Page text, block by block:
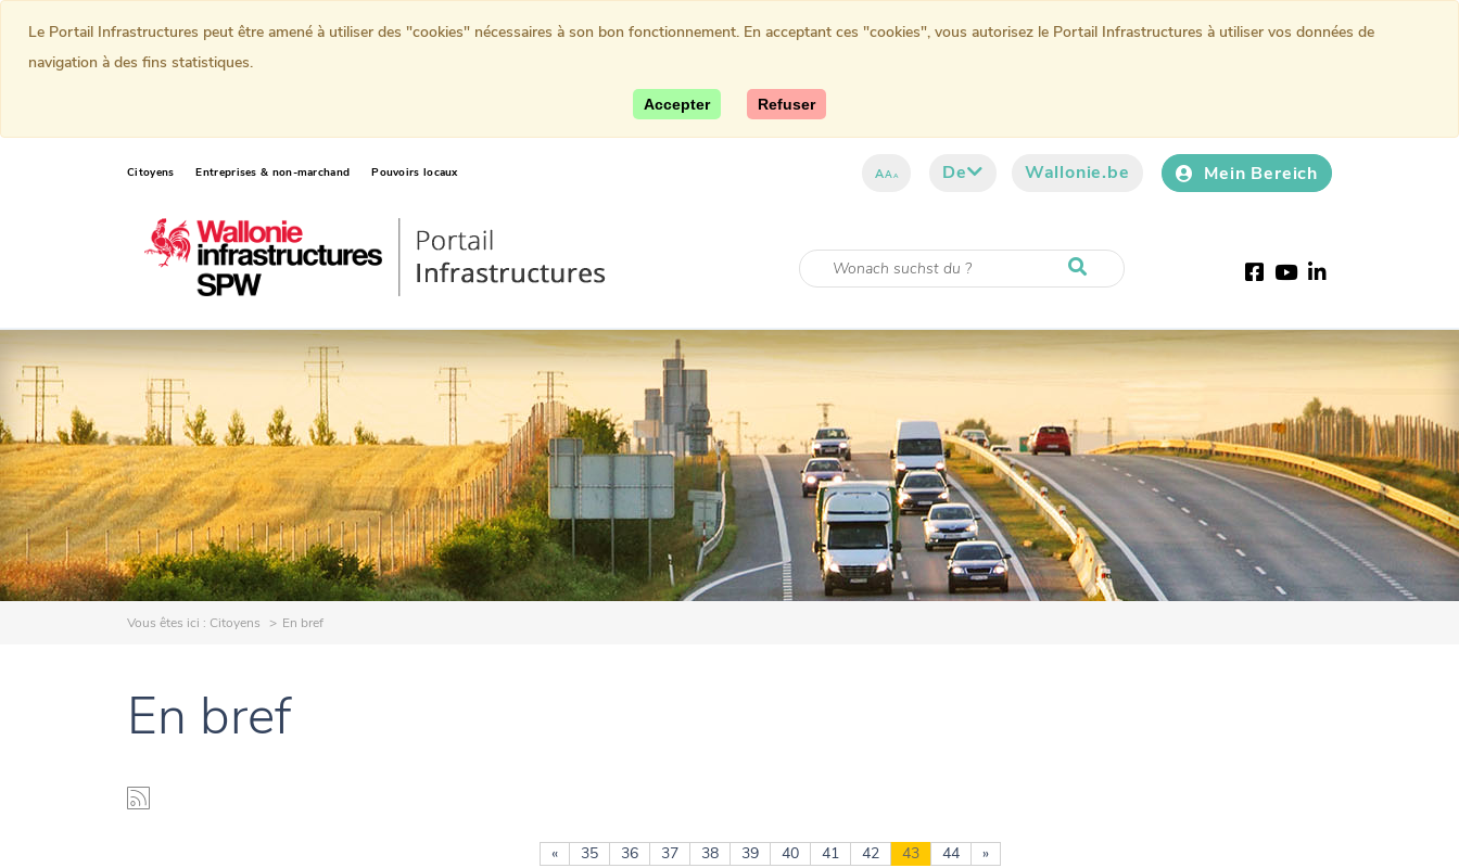
Citoyens Entreprises & non-marchand Pouvoirs locaux AAA De Wallonie.be Mein Bereich
Facebook
YoutubeLinkedIn
Vous êtes ici : Citoyens En bref
En bref
« 35 36 37 38 39 40 41 42 43 44 »
Le Portail Infrastructures peut être amené à utiliser des "cookies" nécessaires à son bon fonctionnement. En acceptant ces "cookies", vous autorisez le Portail Infrastructures à utiliser vos données de
navigation à des fins statistiques.
Accepter Refuser